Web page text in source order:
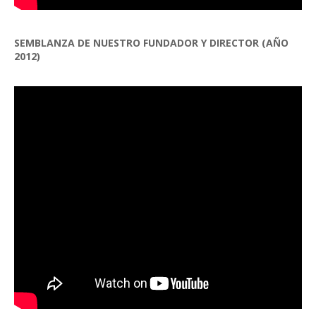
SEMBLANZA DE NUESTRO FUNDADOR Y DIRECTOR (AÑO
2012)